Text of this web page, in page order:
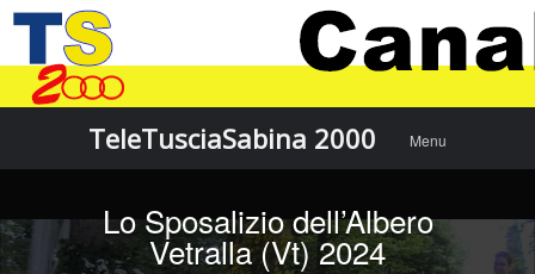
TeleTusciaSabina 2000
content
Menu
Lo Sposalizio dell’Albero
Vetralla (Vt) 2024